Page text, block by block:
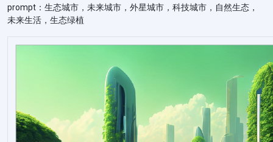
prompt：生态城市，未来城市，外星城市，科技城市，自然生态，
未来生活，生态绿植